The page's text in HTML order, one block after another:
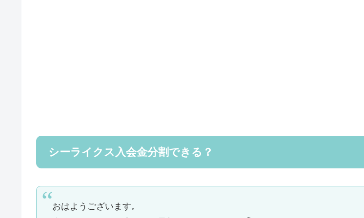
シーライクス入会金分割できる？
おはようございます。